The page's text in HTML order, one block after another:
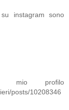
instagram sono
mio profilo
posts/10208346